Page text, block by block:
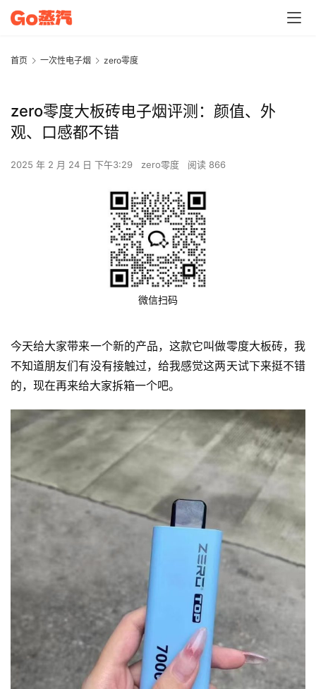
首页 一次性电子烟 zero零度
zero零度大板砖电子烟评测：颜值、外
观、口感都不错
2025 年 2 月 24 日 下午3:29 zero零度 阅读 866
微信扫码
今天给大家带来一个新的产品，这款它叫做零度大板砖，我
不知道朋友们有没有接触过，给我感觉这两天试下来挺不错
的，现在再来给大家拆箱一个吧。